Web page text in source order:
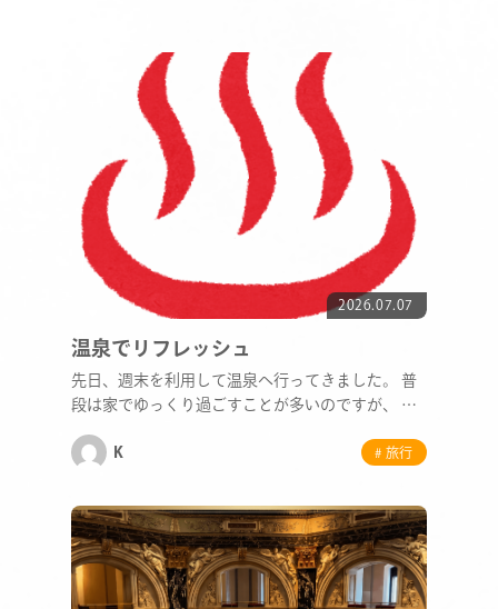
2026.07.07
温泉でリフレッシュ
先日、週末を利用して温泉へ行ってきました。 普
段は家でゆっくり過ごすことが多いのですが、 久
K
# 旅行